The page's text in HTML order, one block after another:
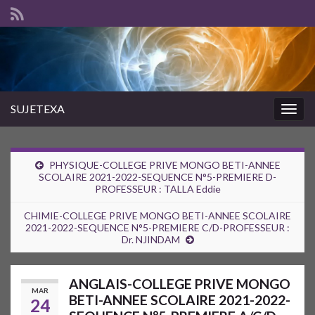
SUJETEXA
PHYSIQUE-COLLEGE PRIVE MONGO BETI-ANNEE
SCOLAIRE 2021-2022-SEQUENCE N°5-PREMIERE D-
PROFESSEUR : TALLA Eddie
CHIMIE-COLLEGE PRIVE MONGO BETI-ANNEE SCOLAIRE
2021-2022-SEQUENCE N°5-PREMIERE C/D-PROFESSEUR :
Dr. NJINDAM
MAR
24
ANGLAIS-COLLEGE PRIVE MONGO
BETI-ANNEE SCOLAIRE 2021-2022-